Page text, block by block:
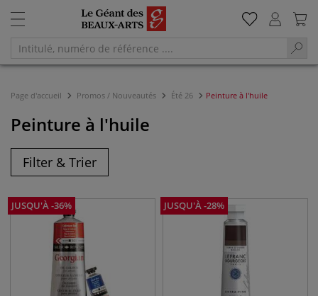
Page d'accueil Promos / Nouveautés Été 26 Peinture à l'huile
Peinture à l'huile
Filter & Trier
JUSQU'À-36% JUSQU'À-28%